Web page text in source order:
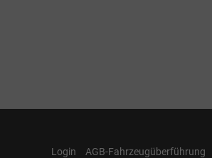
Login
AGB-Fahrzeugüberführung